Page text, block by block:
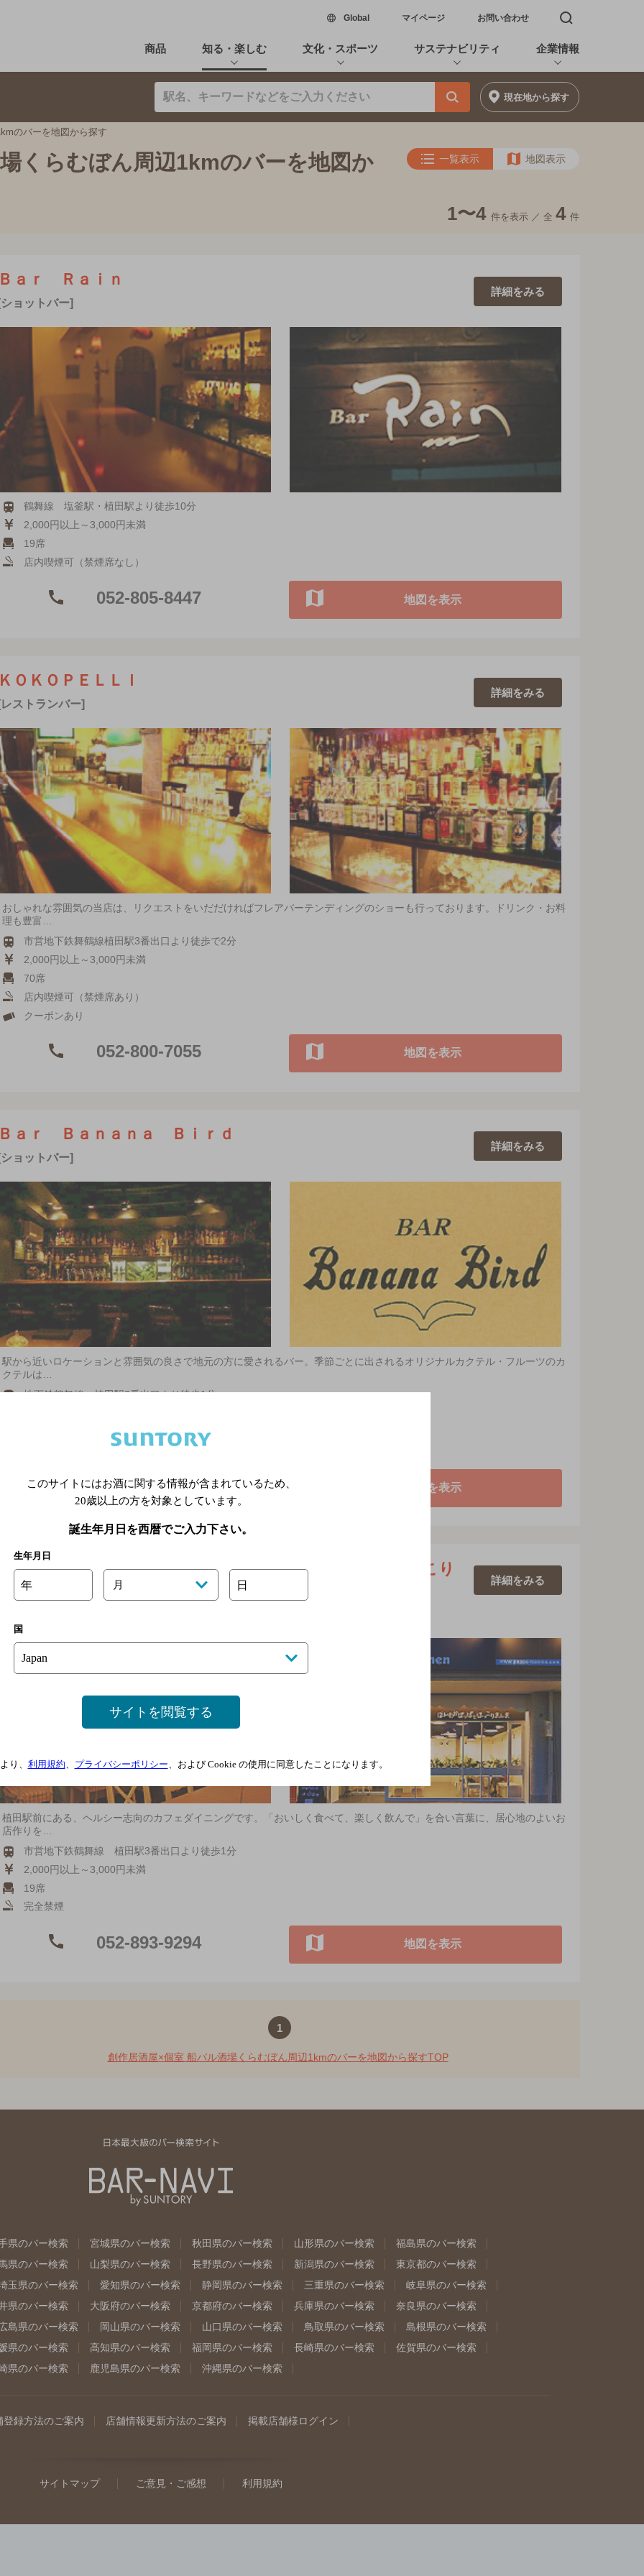
Global新しいウィンドウで開く
マイページ お問い合わせ 検索窓を開く
商品 知る・楽しむ 文化・スポーツ サステナビリティ 企業情報
現在地から探す
のバーを地図から探す
くらむぼん周辺1kmのバーを地図か
一覧表示 地図表示
1〜4 件を表示 ／ 全 4 件
Ｂａｒ Ｒａｉｎ
[ショットバー]
詳細をみる
鶴舞線 塩釜駅・植田駅より徒歩10分
2,000円以上～3,000円未満
19席
店内喫煙可（禁煙席なし）
052-805-8447 地図を表示
ＫＯＫＯＰＥＬＬＩ
[レストランバー]
詳細をみる
おしゃれな雰囲気の当店は、リクエストをいだだければフレアバーテンディングのショーも行っております。ドリンク・お料
理も豊富…
市営地下鉄舞鶴線植田駅3番出口より徒歩で2分
2,000円以上～3,000円未満
70席
店内喫煙可（禁煙席あり）
クーポンあり
052-800-7055 地図を表示
Ｂａｒ Ｂａｎａｎａ Ｂｉｒｄ
[ショットバー]
詳細をみる
駅から近いロケーションと雰囲気の良さで地元の方に愛されるバー。季節ごとに出されるオリジナルカクテル・フルーツのカ
クテルは…
地下鉄鶴舞線 植田駅2番出口より徒歩1分
店内喫煙可（禁煙席なし）
052-847-0564 地図を表示
ワイン食堂 植田 デリキッチン ほんわかぱっぱとほっこり
まんま
詳細をみる
植田駅前にある、ヘルシー志向のカフェダイニングです。「おいしく食べて、楽しく飲んで」を合い言葉に、居心地のよいお
店作りを…
市営地下鉄鶴舞線 植田駅3番出口より徒歩1分
2,000円以上～3,000円未満
19席
完全禁煙
052-893-9294 地図を表示
1
創作居酒屋×個室 船バル酒場くらむぼん周辺1kmのバーを地図から探すTOP
県のバー検索 宮城県のバー検索 秋田県のバー検索 山形県のバー検索
福島県のバー検索
県のバー検索 山梨県のバー検索 長野県のバー検索 新潟県のバー検索
東京都のバー検索
玉県のバー検索 愛知県のバー検索 静岡県のバー検索 三重県のバー検索
岐阜県のバー検索
県のバー検索 大阪府のバー検索 京都府のバー検索 兵庫県のバー検索
奈良県のバー検索
島県のバー検索 岡山県のバー検索 山口県のバー検索 鳥取県のバー検索
島根県のバー検索
県のバー検索 高知県のバー検索 福岡県のバー検索 長崎県のバー検索
佐賀県のバー検索
県のバー検索 鹿児島県のバー検索 沖縄県のバー検索
登録方法のご案内 店舗情報更新方法のご案内 掲載店舗様ログイン
サイトマップ ご意見・ご感想 利用規約
このサイトにはお酒に関する情報が含まれているため、
20歳以上の方を対象としています。
誕生年月日を西暦でご入力下さい。
生年月日
年 月 日
国
サイトを閲覧する
り、 利用規約、 プライバシーポリシー、および Cookie の使用に同意したことになります。